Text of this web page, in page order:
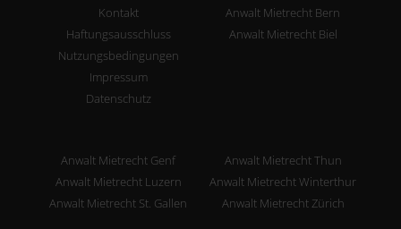
Kontakt
Haftungsausschluss
Nutzungsbedingungen
Impressum
Datenschutz
Anwalt Mietrecht Bern
Anwalt Mietrecht Biel
Anwalt Mietrecht Genf
Anwalt Mietrecht Luzern
Anwalt Mietrecht St. Gallen
Anwalt Mietrecht Thun
Anwalt Mietrecht Winterthur
Anwalt Mietrecht Zürich